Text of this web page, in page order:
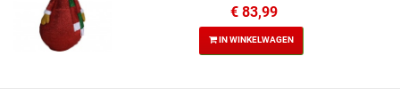
€ 83,99
IN WINKELWAGEN